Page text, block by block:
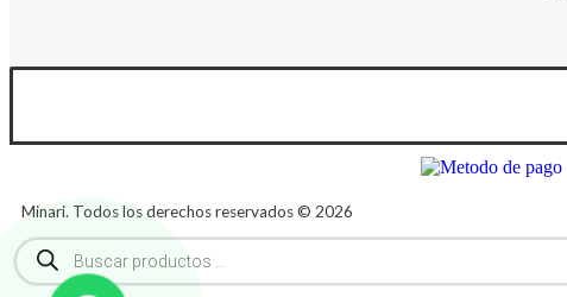
Minari. Todos los derechos reservados © 2026